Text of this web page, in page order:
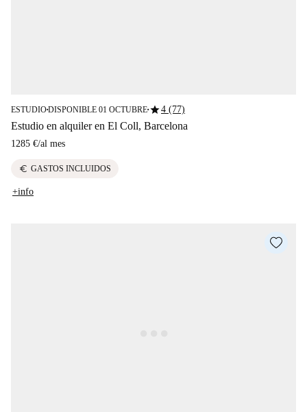
ESTUDIO■DISPONIBLE 01 OCTUBRE■star4 (77)
Estudio en alquiler en El Coll, Barcelona
1285 €/al mes
euro GASTOS INCLUIDOS
+info